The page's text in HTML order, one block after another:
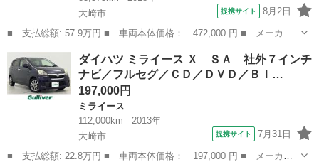
大崎市
提携サイト 8月2日
■ 支払総額: 57.9万円 ■ 車両本体価格： 472,000 円 ■ メーカー
名： ダイハツ ■ 車種名： ムーヴ ■ グレード名： Ｘ ＳＡＩ
ＩＩ メモリーナビ バックカメラ 衝突軽減装置 シートヒータ
ー ＥＴＣ ス...
宮城 大崎市 ムーヴ
ダイハツ ミライース Ｘ ＳＡ 社外７インチ
ナビ／フルセグ／ＣＤ／ＤＶＤ／Ｂｌ…
197,000円
ミライース
112,000km
2013年
大崎市
提携サイト 7月31日
■ 支払総額: 22.8万円 ■ 車両本体価格： 197,000 円 ■ メーカー